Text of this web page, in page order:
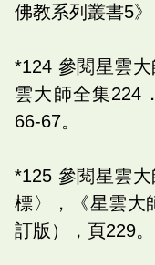
佛教系列叢書5》
*124 參閱星雲
雲大師全集224
66-67。
*125 參閱星雲
標〉，《星雲大
訂版），頁229。